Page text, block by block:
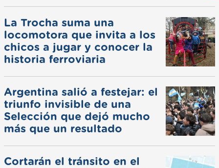
La Trocha suma una
locomotora que invita a los
chicos a jugar y conocer la
historia ferroviaria
Argentina salió a festejar: el
triunfo invisible de una
Selección que dejó mucho
más que un resultado
Cortarán el tránsito en el